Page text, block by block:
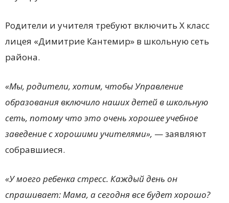
Родители и учителя требуют включить Х класс
лицея «Димитрие Кантемир» в школьную сеть
района.
«Мы, родители, хотим, чтобы Управление
образования включило наших детей в школьную
сеть, потому что это очень хорошее учебное
заведение с хорошими учителями», — заявляют
собравшиеся.
«У моего ребенка стресс. Каждый день он
спрашивает: Мама, а сегодня все будет хорошо?